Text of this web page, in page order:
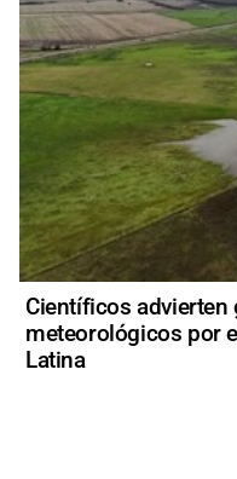
Científicos advierten
meteorológicos por
Latina